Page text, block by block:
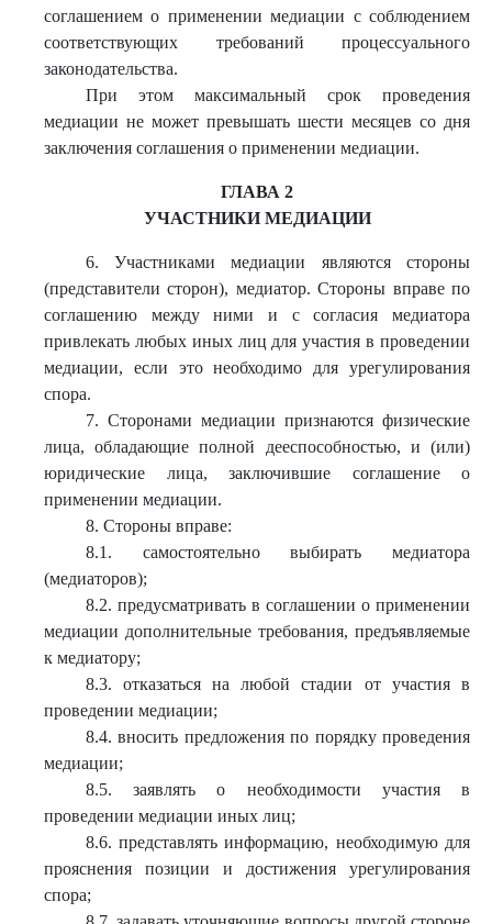
соглашением о применении медиации с соблюдением
соответствующих требований процессуального
законодательства.
При этом максимальный срок проведения
медиации не может превышать шести месяцев со дня
заключения соглашения о применении медиации.
ГЛАВА 2
УЧАСТНИКИ МЕДИАЦИИ
6. Участниками медиации являются стороны
(представители сторон), медиатор. Стороны вправе по
соглашению между ними и с согласия медиатора
привлекать любых иных лиц для участия в проведении
медиации, если это необходимо для урегулирования
спора.
7. Сторонами медиации признаются физические
лица, обладающие полной дееспособностью, и (или)
юридические лица, заключившие соглашение о
применении медиации.
8. Стороны вправе:
8.1. самостоятельно выбирать медиатора
(медиаторов);
8.2. предусматривать в соглашении о применении
медиации дополнительные требования, предъявляемые
к медиатору;
8.3. отказаться на любой стадии от участия в
проведении медиации;
8.4. вносить предложения по порядку проведения
медиации;
8.5. заявлять о необходимости участия в
проведении медиации иных лиц;
8.6. представлять информацию, необходимую для
прояснения позиции и достижения урегулирования
спора;